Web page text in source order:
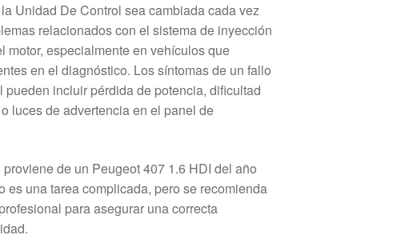
Unidad De Control sea cambiada cada vez
relacionados con el sistema de inyección
motor, especialmente en vehículos que
en el diagnóstico. Los síntomas de un fallo
pueden incluir pérdida de potencia, dificultad
luces de advertencia en el panel de
de un Peugeot 407 1.6 HDI del año
es una tarea complicada, pero se recomienda
para asegurar una correcta